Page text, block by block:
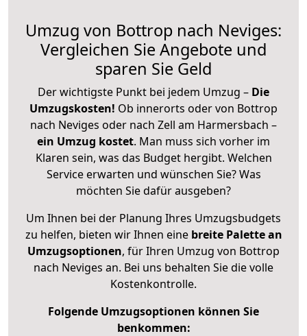
Umzug von Bottrop nach Neviges:
Vergleichen Sie Angebote und
sparen Sie Geld
Der wichtigste Punkt bei jedem Umzug – Die
Umzugskosten! Ob innerorts oder von Bottrop
nach Neviges oder nach Zell am Harmersbach –
ein Umzug kostet. Man muss sich vorher im
Klaren sein, was das Budget hergibt. Welchen
Service erwarten und wünschen Sie? Was
möchten Sie dafür ausgeben?
Um Ihnen bei der Planung Ihres Umzugsbudgets
zu helfen, bieten wir Ihnen eine breite Palette an
Umzugsoptionen, für Ihren Umzug von Bottrop
nach Neviges an. Bei uns behalten Sie die volle
Kostenkontrolle.
Folgende Umzugsoptionen können Sie
benkommen: